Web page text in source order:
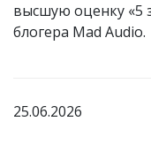
высшую оценку «5
блогера Mad Audio.
25.06.2026